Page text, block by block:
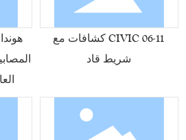
06-11 CIVIC كشافات مع
شريط قاد